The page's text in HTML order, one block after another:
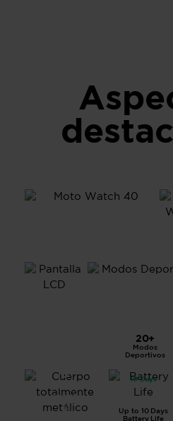
20+
Modos
Deportivos
o
ment
e
10 Days
Up to 10 Days
Battery Life